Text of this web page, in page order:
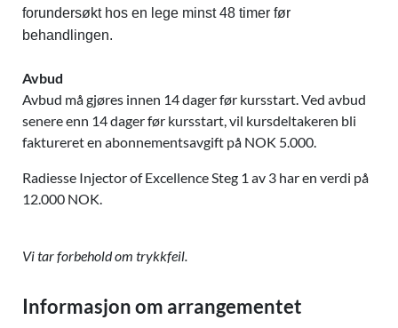
forundersøkt hos en lege minst 48 timer før
behandlingen.
Avbud
Avbud må gjøres innen 14 dager før kursstart. Ved avbud
senere enn 14 dager før kursstart, vil kursdeltakeren bli
faktureret en abonnementsavgift på NOK 5.000.
Radiesse Injector of Excellence Steg 1 av 3 har en verdi på
12.000 NOK.
Vi tar forbehold om trykkfeil.
Informasjon om arrangementet